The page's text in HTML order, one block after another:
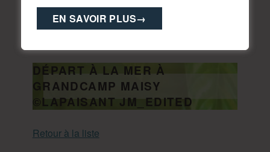
DÉPART À LA MER À
GRANDCAMP MAISY
©LAPAISANT JM_EDITED
Retour à la liste
EN SAVOIR PLUS→